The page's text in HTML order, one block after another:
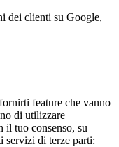
dei clienti su Google,
feature che vanno
di utilizzare
il tuo consenso, su
servizi di terze parti: